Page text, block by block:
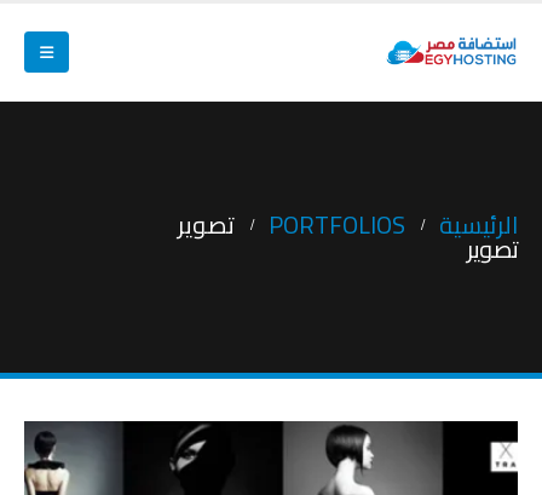
الرئيسية PORTFOLIOS تصوير
تصوير